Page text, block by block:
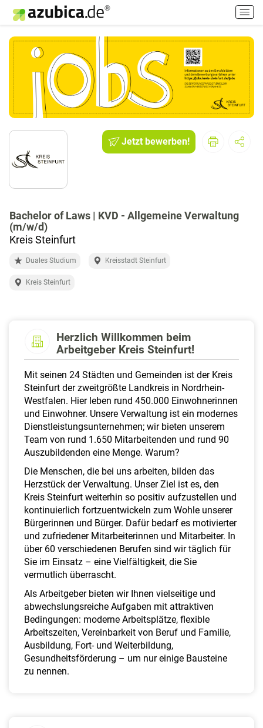
H
a
u
m
n
ü
i
s
Jetzt bewerben!
Bachelor of Laws | KVD - Allgemeine Verwaltung
(m/w/d)
Kreis Steinfurt
Duales Studium Kreisstadt Steinfurt
Kreis Steinfurt
Herzlich Willkommen beim
Arbeitgeber Kreis Steinfurt!
Mit seinen 24 Städten und Gemeinden ist der Kreis
Steinfurt der zweitgrößte Landkreis in Nordrhein-
Westfalen. Hier leben rund 450.000 Einwohnerinnen
und Einwohner. Unsere Verwaltung ist ein modernes
Dienstleistungsunternehmen; wir bieten unserem
Team von rund 1.650 Mitarbeitenden und rund 90
Auszubildenden eine Menge. Warum?
Die Menschen, die bei uns arbeiten, bilden das
Herzstück der Verwaltung. Unser Ziel ist es, den
Kreis Steinfurt weiterhin so positiv aufzustellen und
kontinuierlich fortzuentwickeln zum Wohle unserer
Bürgerinnen und Bürger. Dafür bedarf es motivierter
und zufriedener Mitarbeiterinnen und Mitarbeiter. In
über 60 verschiedenen Berufen sind wir täglich für
Sie im Einsatz – eine Vielfältigkeit, die Sie
vermutlich überrascht.
Als Arbeitgeber bieten wir Ihnen vielseitige und
abwechslungsreiche Aufgaben mit attraktiven
Bedingungen: moderne Arbeitsplätze, flexible
Arbeitszeiten, Vereinbarkeit von Beruf und Familie,
Ausbildung, Fort- und Weiterbildung,
Gesundheitsförderung – um nur einige Bausteine
zu nennen.